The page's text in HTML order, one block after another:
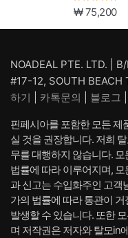
₩75,200
NOADEAL PTE. LTD. |
#17-12, SOUTH BEACH
하기
카톡문의 블로그
핀페시아를 포함한 모든 제
실 것을 권장합니다. 저희
무를 대행하지 않습니다.
법률에 따라 이루어지며,
과 신고는 수입화주인 고객
가의 법률에 따라 통관이
발생할 수 있습니다. 또한
며 저작권은 저자와 탈모in